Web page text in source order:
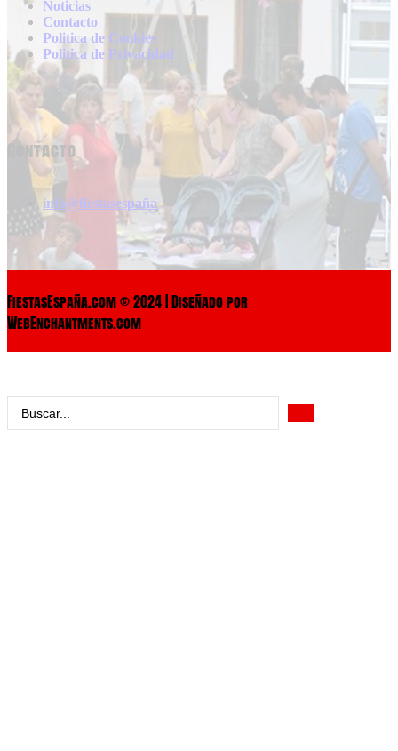
Noticias
Contacto
Politica de Cookies
Politica de Privacidad
Contacto
info@fiestasespaña
FiestasEspaña.com © 2024 | Diseñado por
WebEnchantments.com